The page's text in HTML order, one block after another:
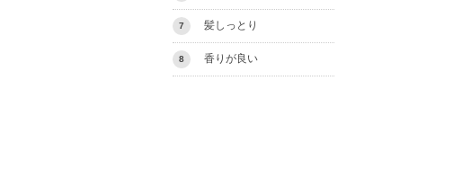
7 髪しっとり
8 香りが良い